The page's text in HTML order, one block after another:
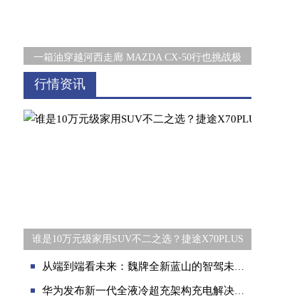
一箱油穿越河西走廊 MAZDA CX-50行也挑战极
行情资讯
谁是10万元级家用SUV不二之选？捷途X70PLUS
从端到端看未来：魏牌全新蓝山的智驾未来可期
华为发布新一代全液冷超充架构充电解决方案